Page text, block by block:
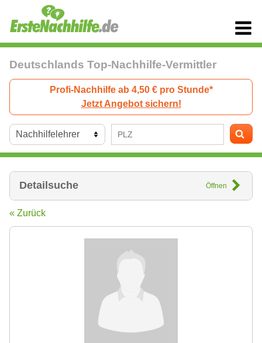
Deutschlands Top-Nachhilfe-Vermittler
Profi-Nachhilfe ab 4,50 € pro Stunde*
Jetzt Angebot sichern!
Detailsuche Öffnen
« Zurück